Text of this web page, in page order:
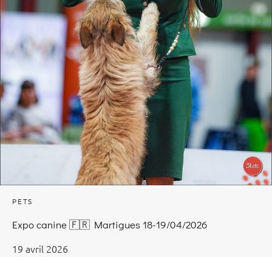
PETS
Expo canine 🇫🇷 Martigues 18-19/04/2026
19 avril 2026